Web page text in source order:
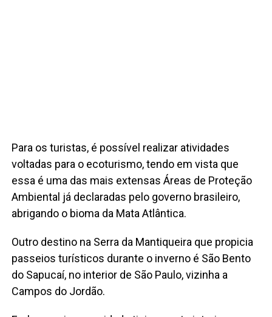
Para os turistas, é possível realizar atividades
voltadas para o ecoturismo, tendo em vista que
essa é uma das mais extensas Áreas de Proteção
Ambiental já declaradas pelo governo brasileiro,
abrigando o bioma da Mata Atlântica.
Outro destino na Serra da Mantiqueira que propicia
passeios turísticos durante o inverno é São Bento
do Sapucaí, no interior de São Paulo, vizinha a
Campos do Jordão.